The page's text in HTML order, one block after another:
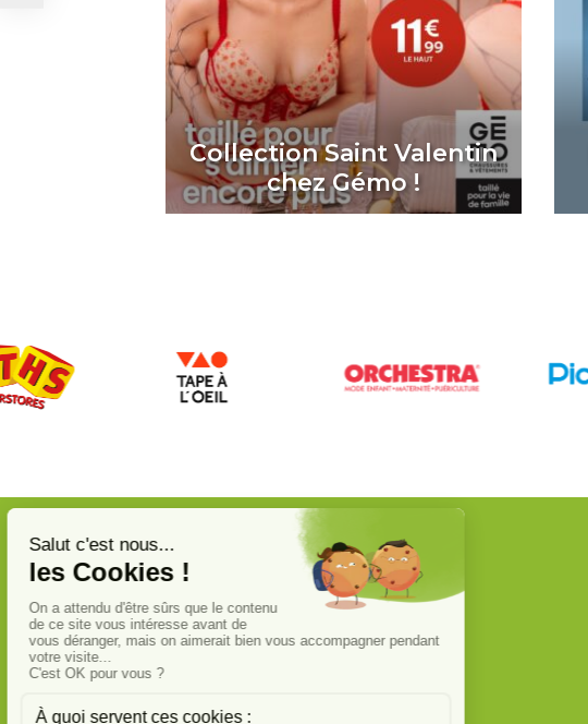
Collection Saint Valentin
chez Gémo !